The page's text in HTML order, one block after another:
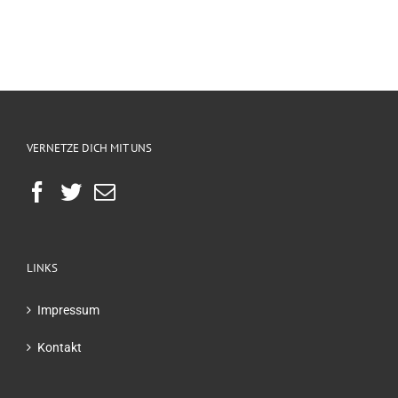
VERNETZE DICH MIT UNS
LINKS
Impressum
Kontakt